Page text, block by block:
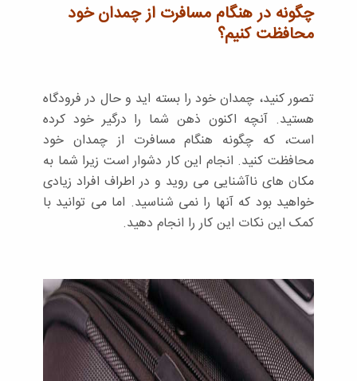
چگونه در هنگام مسافرت از چمدان خود
محافظت کنیم؟
تصور کنید، چمدان خود را بسته اید و حال در فرودگاه
هستید. آنچه اکنون ذهن شما را درگیر خود کرده
است، که چگونه هنگام مسافرت از چمدان خود
محافظت کنید. انجام این کار دشوار است زیرا شما به
مکان های ناآشنایی می روید و در اطراف افراد زیادی
خواهید بود که آنها را نمی شناسید. اما می توانید با
کمک این نکات این کار را انجام دهید.